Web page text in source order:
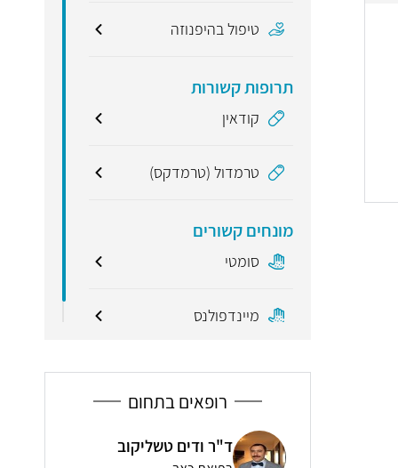
טיפול בהיפנוזה
תרופות קשורות
קודאין
טרמדול (טרמדקס)
מונחים קשורים
סומטי
מיינדפולנס
רופאים בתחום
יובל הרז גשן